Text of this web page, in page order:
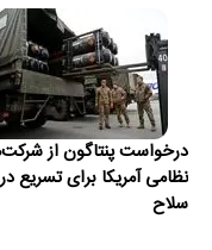
درخواست پنتاگون از
نظامی آمریکا برای تسریع
سلاح